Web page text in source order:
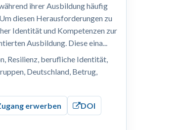
ihrer Ausbildung häufig
diesen Herausforderungen zu
Identität und Kompetenzen zur
Ausbildung. Diese eina...
Resilienz, berufliche Identität,
Deutschland, Betrug,
erwerben DOI